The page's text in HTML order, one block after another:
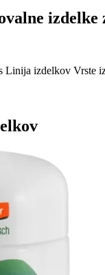
izdelke
Linija izdelkov Vrste